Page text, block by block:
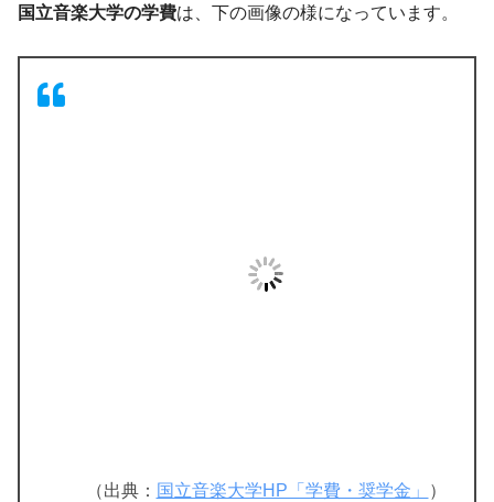
国立音楽大学の学費は、下の画像の様になっています。
（出典： 国立音楽大学HP「学費・奨学金」 ）